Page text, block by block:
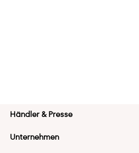
Händler & Presse
Unternehmen